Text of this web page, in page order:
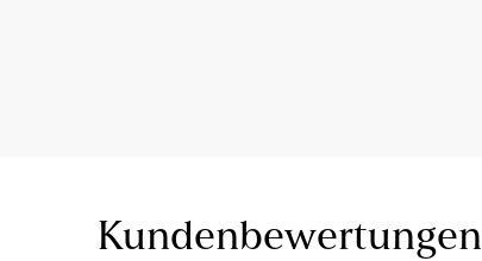
Kundenbewertungen